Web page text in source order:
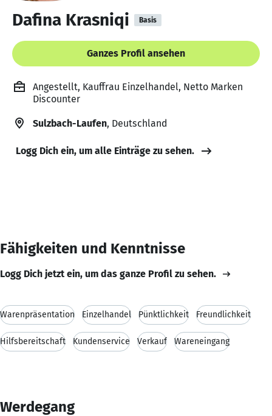
Dafina Krasniqi Basis
Ganzes Profil ansehen
Angestellt, Kauffrau Einzelhandel, Netto Marken
Discounter
Sulzbach-Laufen, Deutschland
Logg Dich ein, um alle Einträge zu sehen.
Fähigkeiten und Kenntnisse
Logg Dich jetzt ein, um das ganze Profil zu sehen.
Warenpräsentation Einzelhandel Pünktlichkeit Freundlichkeit
Hilfsbereitschaft Kundenservice Verkauf Wareneingang
Werdegang